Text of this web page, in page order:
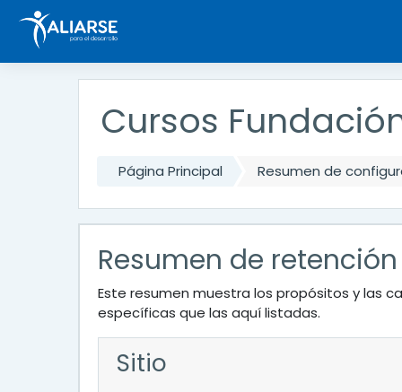
Cursos Fundación
Página Principal Resumen de
Resumen de
Este resumen muestra los propósitos y las
específicas que las aquí listadas.
Sitio